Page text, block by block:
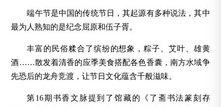
端午节是中国的传统节日，其起源有多种说法，其中
最为人熟知的是纪念屈原和伍子胥。
丰富的民俗糅合了缤纷的想象，粽子、艾叶、雄黄
酒……散发着清香的应季美食搭配各色香囊，南方水域争
先恐后的龙舟竞渡，让节日文化蕴含千般滋味。
第16期书香文脉提到了馆藏的《了斋书法篆刻存